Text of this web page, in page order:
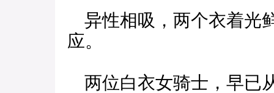
异性相吸，两个衣着光
应。
两位白衣女骑士，早已